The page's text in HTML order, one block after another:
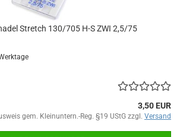
Stretch 130/705 H-S ZWI 2,5/75
3,50 EUR
gem. Kleinuntern.-Reg. §19 UStG zzgl. Versand